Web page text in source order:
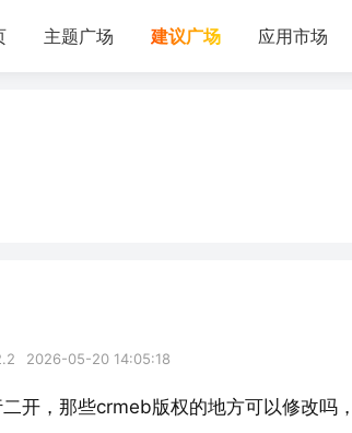
主题广场 建议广场 应用市场
2026-05-20 14:05:18
开，那些crmeb版权的地方可以修改吗